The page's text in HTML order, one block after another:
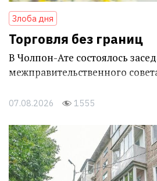
Злоба дня
Торговля без границ
В Чолпон-Ате состоялось
межправительственного
07.08.2026 1555